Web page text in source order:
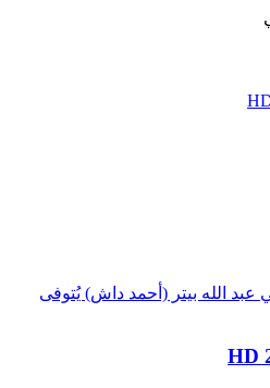
الله بيتر (أحمد داش) يُتوفى